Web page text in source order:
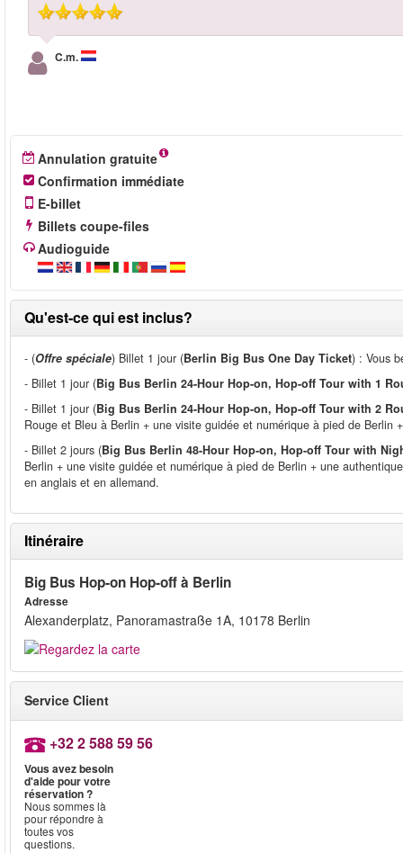
C.m.
Annulation gratuite
Confirmation immédiate
E-billet
Billets coupe-files
Audioguide
Qu'est-ce qui est inclus?
- (Offre spéciale) Billet 1 jour (Berlin Big Bus One Day Ticket) : Vous
- Billet 1 jour (Big Bus Berlin 24-Hour Hop-on, Hop-off Tour with 1
- Billet 1 jour (Big Bus Berlin 24-Hour Hop-on, Hop-off Tour with 2
Rouge et Bleu à Berlin + une visite guidée et numérique à pied de Berlin
- Billet 2 jours (Big Bus Berlin 48-Hour Hop-on, Hop-off Tour with
Berlin + une visite guidée et numérique à pied de Berlin + une
en anglais et en allemand.
Itinéraire
Big Bus Hop-on Hop-off à Berlin
Adresse
Alexanderplatz, Panoramastraße 1A, 10178 Berlin
Service Client
+32 2 588 59 56
Vous avez besoin
d'aide pour votre
réservation ?
Nous sommes là
pour répondre à
toutes vos
questions.